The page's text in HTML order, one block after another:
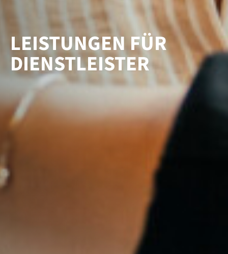
LEISTUNGEN FÜR
DIENSTLEISTER